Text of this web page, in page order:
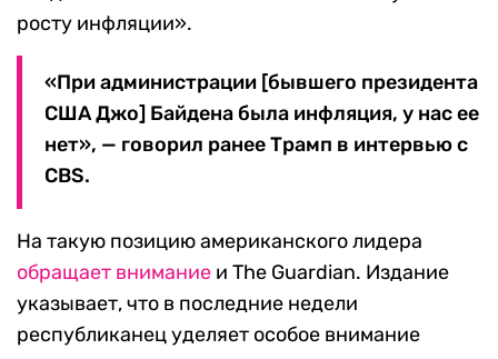
росту инфляции».
«При администрации [бывшего президента
США Джо] Байдена была инфляция, у нас ее
нет», — говорил ранее Трамп в интервью с
CBS.
На такую позицию американского лидера
обращает внимание и The Guardian. Издание
указывает, что в последние недели
республиканец уделяет особое внимание